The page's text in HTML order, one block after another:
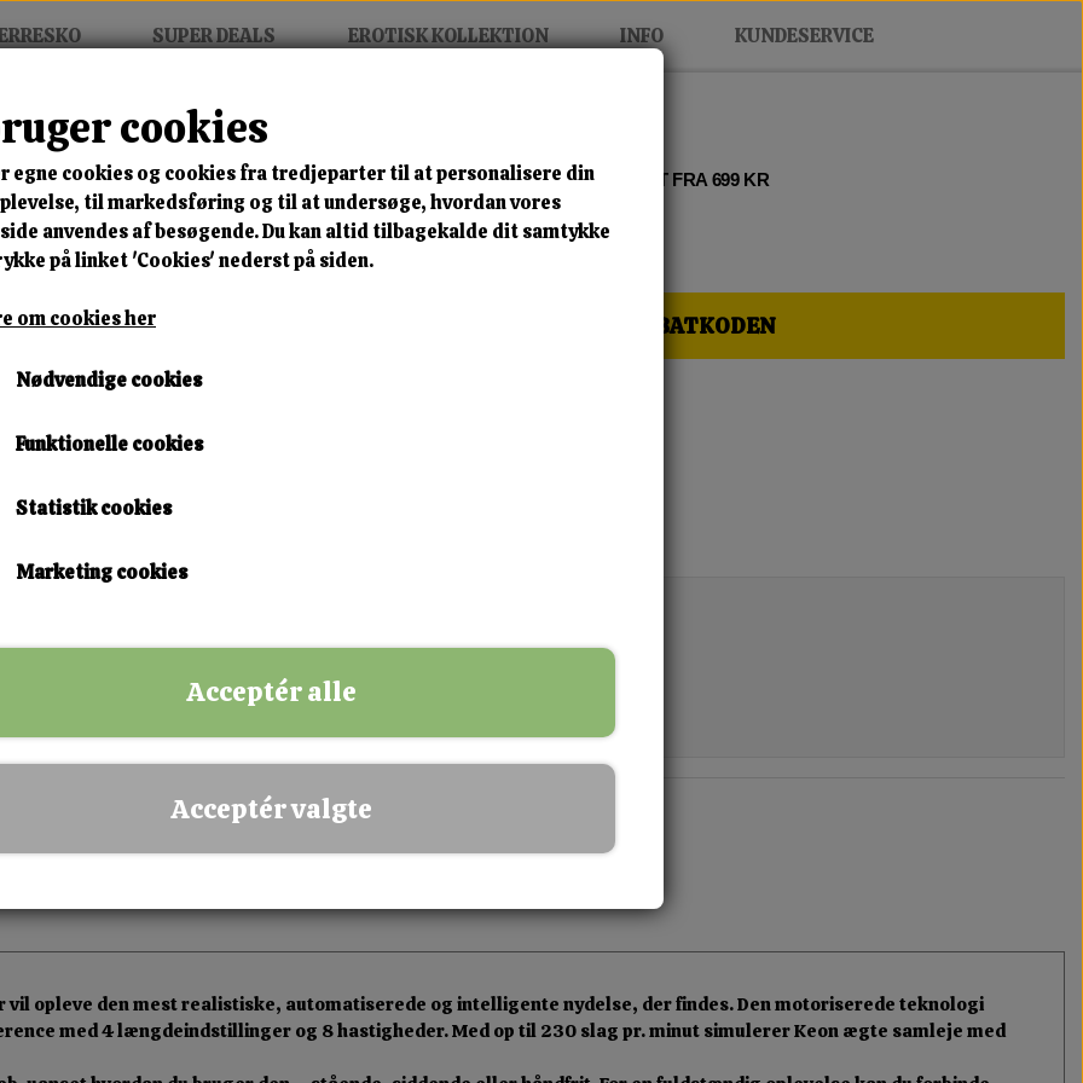
SUPER DEALS EROTISK KOLLEKTION INFO KUNDESERVICE
MIX FRIT • KØB 3 BETAL FOR 2 • FRI FRAGT FRA 699 KR
Keon Kiiro
🎁 SPAR 10 % – KLIK HER OG FÅ RABATKODEN
2.499,00 kr.
Lagerstatus:1 på lager
KØB NU!
✅ Dansk webshop
✅ Fysisk butik i Esbjerg
vil opleve den mest realistiske, automatiserede og intelligente nydelse, der findes. Den motoriserede teknologi
med 4 længdeindstillinger og 8 hastigheder. Med op til 230 slag pr. minut simulerer Keon ægte samleje med
cookies
egne cookies og cookies fra tredjeparter til at personalisere din
til markedsføring og til at undersøge, hvordan vores
anvendes af besøgende. Du kan altid tilbagekalde dit samtykke
på linket 'Cookies' nederst på siden.
om cookies her
Nødvendige cookies
Funktionelle cookies
Statistik cookies
Marketing cookies
Acceptér alle
Acceptér valgte